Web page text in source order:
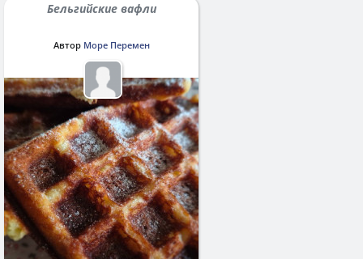
Бельгийские вафли
Автор Море Перемен